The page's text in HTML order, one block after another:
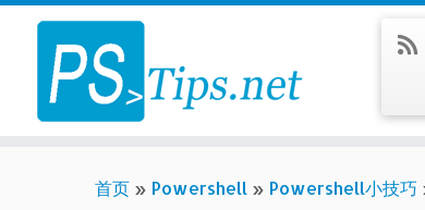
Skip
content
首页 » Powershell » Powershell小技巧